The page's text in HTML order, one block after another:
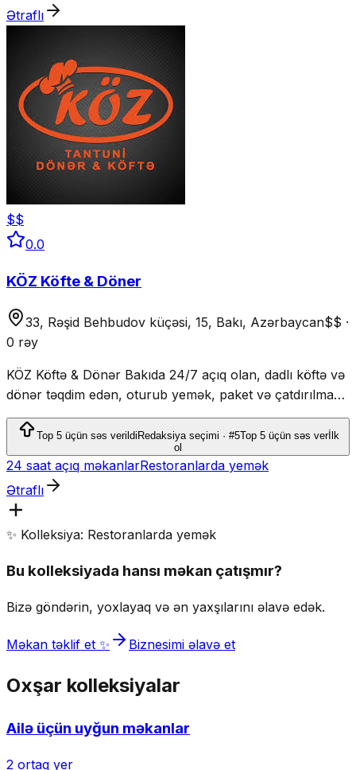
Ətraflı
$$
0.0
KÖZ Köfte & Döner
33, Rəşid Behbudov küçəsi, 15, Bakı, Azərbaycan$$ ·
0 rəy
KÖZ Köftə & Dönər Bakıda 24/7 açıq olan, dadlı köftə və
dönər təqdim edən, oturub yemək, paket və çatdırılma
xidmətləri göstərən Türkiyə küçə yeməkləri restoranıdır.
Top 5 üçün səs verildiRedaksiya seçimi · #5Top 5 üçün səs verİlk
ol
24 saat açıq məkanlarRestoranlarda yemək
Ətraflı
✨ Kolleksiya: Restoranlarda yemək
Bu kolleksiyada hansı məkan çatışmır?
Bizə göndərin, yoxlayaq və ən yaxşılarını əlavə edək.
Məkan təklif et ✨ Biznesimi əlavə et
Oxşar kolleksiyalar
Ailə üçün uyğun məkanlar
2 ortaq yer